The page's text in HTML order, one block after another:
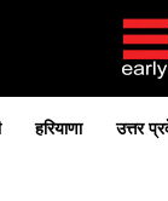
हरियाणा उत्तर